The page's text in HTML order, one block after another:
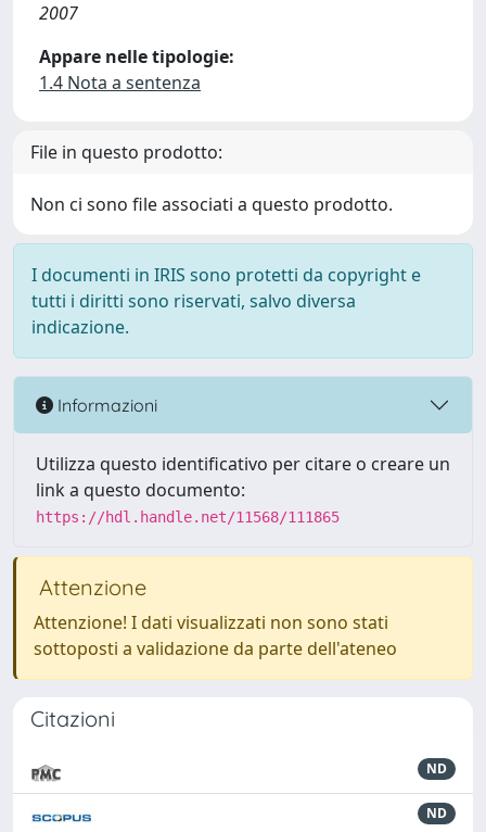
2007
Appare nelle tipologie:
1.4 Nota a sentenza
File in questo prodotto:
Non ci sono file associati a questo prodotto.
I documenti in IRIS sono protetti da copyright e
tutti i diritti sono riservati, salvo diversa
indicazione.
Informazioni
Utilizza questo identificativo per citare o creare un
link a questo documento:
https://hdl.handle.net/11568/111865
Attenzione
Attenzione! I dati visualizzati non sono stati
sottoposti a validazione da parte dell'ateneo
Citazioni
ND
ND